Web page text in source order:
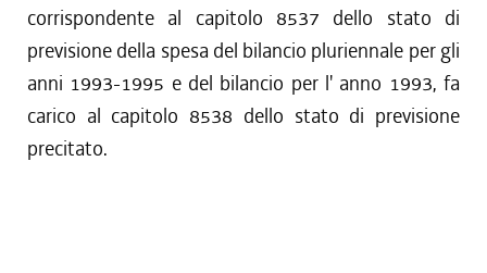
corrispondente al capitolo 8537 dello stato di
previsione della spesa del bilancio pluriennale per gli
anni 1993-1995 e del bilancio per l' anno 1993, fa
carico al capitolo 8538 dello stato di previsione
precitato.